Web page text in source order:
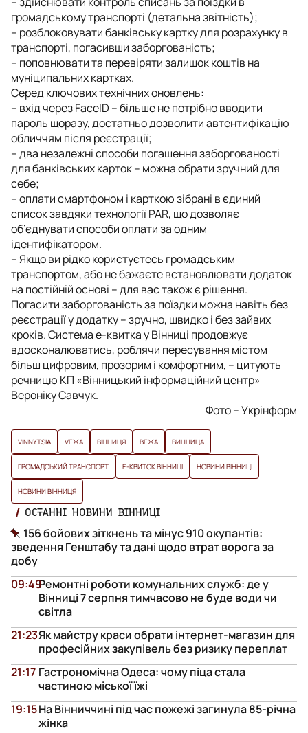
громадському транспорті (детальна звітність);
– розблоковувати банківську картку для розрахунку в
транспорті, погасивши заборгованість;
– поповнювати та перевіряти залишок коштів на
муніципальних картках.
Серед ключових технічних оновлень:
– вхід через FaceID – більше не потрібно вводити
пароль щоразу, достатньо дозволити автентифікацію
обличчям після реєстрації;
– два незалежні способи погашення заборгованості
для банківських карток – можна обрати зручний для
себе;
– оплати смартфоном і карткою зібрані в єдиний
список завдяки технології PAR, що дозволяє
об’єднувати способи оплати за одним
ідентифікатором.
– Якщо ви рідко користуєтесь громадським
транспортом, або не бажаєте встановлювати додаток
на постійній основі – для вас також є рішення.
Погасити заборгованість за поїздки можна навіть без
реєстрації у додатку – зручно, швидко і без зайвих
кроків. Система е-квитка у Вінниці продовжує
вдосконалюватись, роблячи пересування містом
більш цифровим, прозорим і комфортним, – цитують
речницю КП «Вінницький інформаційний центр»
Вероніку Савчук.
Фото – Укрінформ
VINNYTSIA VЕЖА ВІННИЦЯ ВЕЖА ВИННИЦА
ГРОМАДСЬКИЙ ТРАНСПОРТ Е-КВИТОК ВІННИЦІ НОВИНИ ВІННИЦІ
НОВИНИ ВІННИЦЯ
ОСТАННІ НОВИНИ ВІННИЦІ
156 бойових зіткнень та мінус 910 окупантів:
зведення Генштабу та дані щодо втрат ворога за
добу
Ремонтні роботи комунальних служб: де у
Вінниці 7 серпня тимчасово не буде води чи
світла
09:49
Як майстру краси обрати інтернет-магазин для
професійних закупівель без ризику переплат
21:23
Гастрономічна Одеса: чому піца стала
частиною міської їжі
21:17
На Вінниччині під час пожежі загинула 85-річна
жінка
19:15